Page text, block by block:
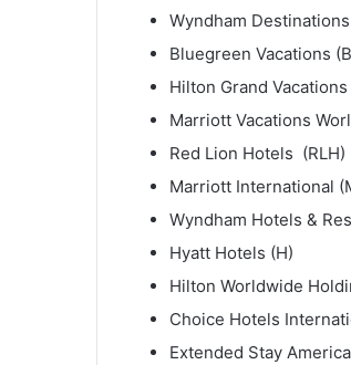
Wyndham
Bluegreen Vacations
Hilton Grand Vacations
Marriott Vacations
Red Lion Hotels (RLH)
Marriott International
Wyndham Hotels &
Hyatt Hotels (H)
Hilton Worldwide
Choice Hotels
Extended Stay